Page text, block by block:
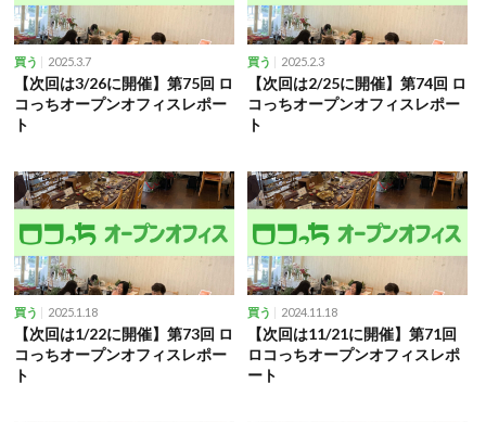
買う 2025.3.7
【次回は3/26に開催】第75回 ロ
コっちオープンオフィスレポー
ト
買う 2025.2.3
【次回は2/25に開催】第74回 ロ
コっちオープンオフィスレポー
ト
買う 2025.1.18
【次回は1/22に開催】第73回 ロ
コっちオープンオフィスレポー
ト
買う 2024.11.18
【次回は11/21に開催】第71回
ロコっちオープンオフィスレポ
ート